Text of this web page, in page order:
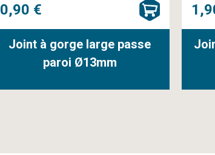
0,90 €
Joint à gorge large passe
paroi Ø13mm